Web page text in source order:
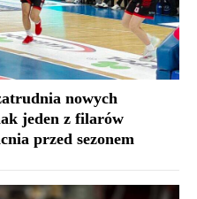
nowych
jeden z filarów
przed sezonem